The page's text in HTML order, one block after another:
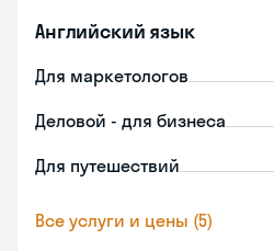
Английский язык
Для маркетологов
Деловой - для бизнеса
Для путешествий
Все услуги и цены (5)